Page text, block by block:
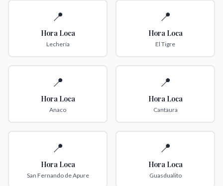
📍
Hora Loca
Lechería
📍
Hora Loca
El Tigre
📍
Hora Loca
Anaco
📍
Hora Loca
Cantaura
📍
Hora Loca
San Fernando de Apure
📍
Hora Loca
Guasdualito